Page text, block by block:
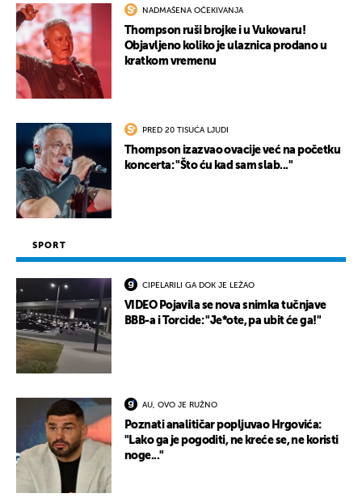
NADMAŠENA OČEKIVANJA
Thompson ruši brojke i u Vukovaru!
Objavljeno koliko je ulaznica prodano u
kratkom vremenu
PRED 20 TISUĆA LJUDI
Thompson izazvao ovacije već na početku
koncerta: "Što ću kad sam slab..."
SPORT
CIPELARILI GA DOK JE LEŽAO
VIDEO Pojavila se nova snimka tučnjave
BBB-a i Torcide: "Je*ote, pa ubit će ga!"
AU, OVO JE RUŽNO
Poznati analitičar popljuvao Hrgovića:
"Lako ga je pogoditi, ne kreće se, ne koristi
noge..."